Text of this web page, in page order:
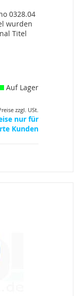
0328.04
wurden
Titel
Auf Lager
zzgl. USt.
nur für
Kunden